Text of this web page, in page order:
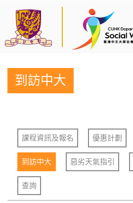
到訪中大
課程資訊及報名 優惠計劃
到訪中大 惡劣天氣指引
查詢